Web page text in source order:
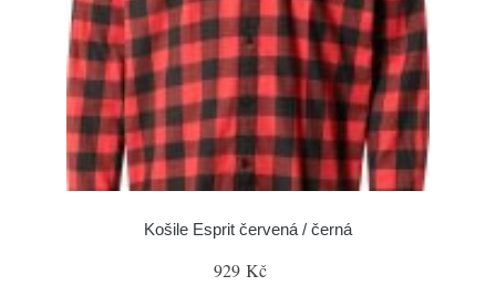
Košile Esprit červená / černá
929 Kč